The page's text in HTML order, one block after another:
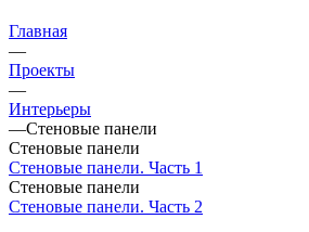
Главная
—
Проекты
—
Интерьеры
—Стеновые панели
Стеновые панели
Стеновые панели. Часть 1
Стеновые панели
Стеновые панели. Часть 2